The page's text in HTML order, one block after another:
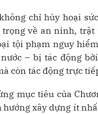
chỉ hủy hoại
về an ninh, trật
tội phạm nguy
– bị tác động
còn tác động trực
mục tiêu của
xây dựng ít